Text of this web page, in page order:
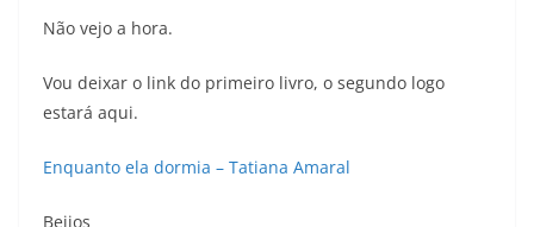
Não vejo a hora.
Vou deixar o link do primeiro livro, o segundo logo
estará aqui.
Enquanto ela dormia – Tatiana Amaral
Beijos